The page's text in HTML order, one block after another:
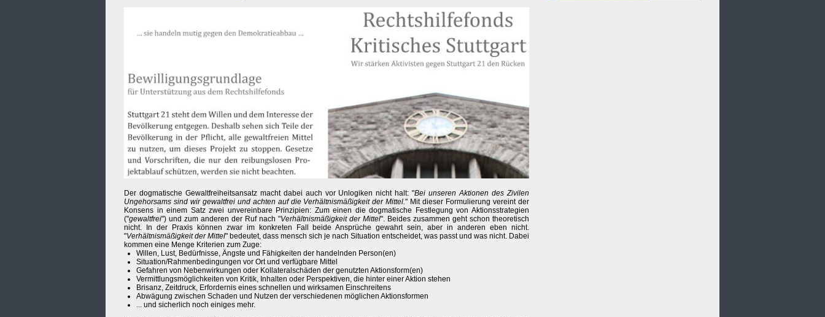
Der dogmatische Gewaltfreiheitsansatz macht dabei auch vor Unlogiken nicht halt: "Bei unseren Aktionen des Zivilen
Ungehorsams sind wir gewaltfrei und achten auf die Verhältnismäßigkeit der Mittel." Mit dieser Formulierung vereint der
Konsens in einem Satz zwei unvereinbare Prinzipien: Zum einen die dogmatische Festlegung von Aktionsstrategien
("gewaltfrei") und zum anderen der Ruf nach "Verhältnismäßigkeit der Mittel". Beides zusammen geht schon theoretisch
nicht. In der Praxis können zwar im konkreten Fall beide Ansprüche gewahrt sein, aber in anderen eben nicht.
"Verhältnismäßigkeit der Mittel" bedeutet, dass mensch sich je nach Situation entscheidet, was passt und was nicht. Dabei
kommen eine Menge Kriterien zum Zuge:
Willen, Lust, Bedürfnisse, Ängste und Fähigkeiten der handelnden Person(en)
Situation/Rahmenbedingungen vor Ort und verfügbare Mittel
Gefahren von Nebenwirkungen oder Kollateralschäden der genutzten Aktionsform(en)
Vermittlungsmöglichkeiten von Kritik, Inhalten oder Perspektiven, die hinter einer Aktion stehen
Brisanz, Zeitdruck, Erfordernis eines schnellen und wirksamen Einschreitens
Abwägung zwischen Schaden und Nutzen der verschiedenen möglichen Aktionsformen
... und sicherlich noch einiges mehr.